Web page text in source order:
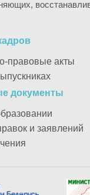
правовые акты
документы
и заявлений